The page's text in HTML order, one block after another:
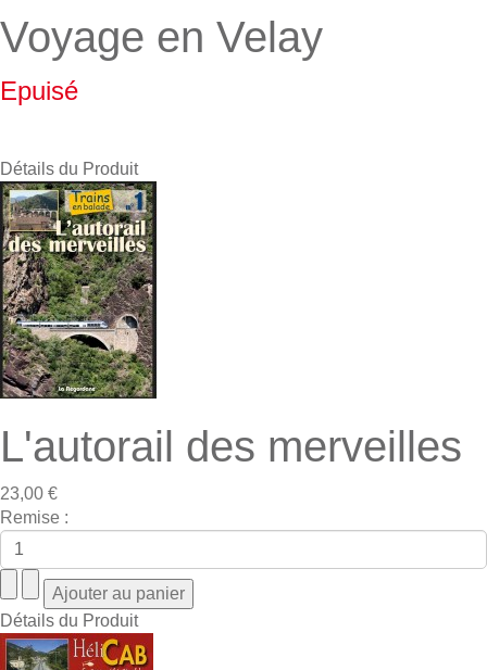
Voyage en Velay
Epuisé
Détails du Produit
L'autorail des merveilles
23,00 €
Remise :
Détails du Produit